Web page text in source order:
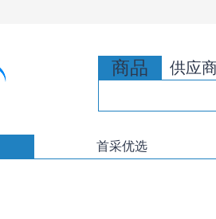
商品 供应
首采优选